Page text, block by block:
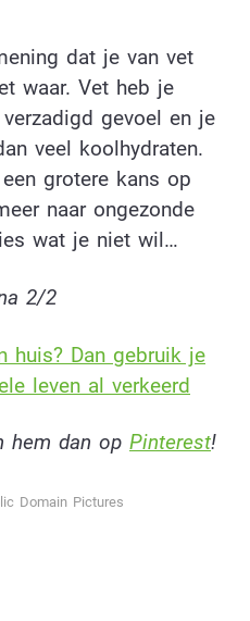
dat je van vet
waar. Vet heb je
gevoel en je
veel koolhydraten.
grotere kans op
naar ongezonde
wat je niet wil…
2/2
huis? Dan gebruik je
leven al verkeerd
hem dan op Pinterest!
Domain Pictures